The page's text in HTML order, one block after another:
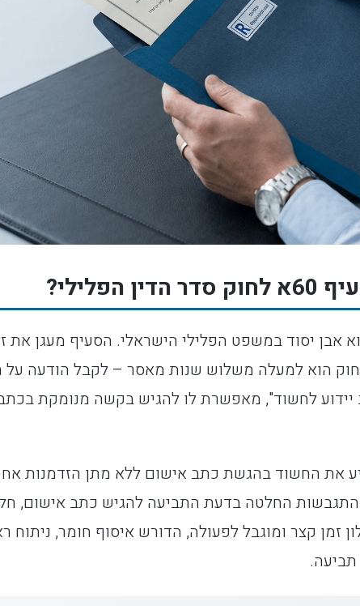
הוא אבן יסוד במשפט הפלילי הישראלי. הסעיף מעגן
הוא למעלה משלוש שנות מאסר – לקבל הודעה על
יידוע לחשוד", מאפשרת לו להגיש בקשה מנומקת
החשוד בהגשת כתב אישום ללא מתן הזדמנות
החלטה בדעת התביעה להגיש כתב אישום,
זמן קצר ומוגבל לפעולה, הדורש איסוף חומר, ניתוח